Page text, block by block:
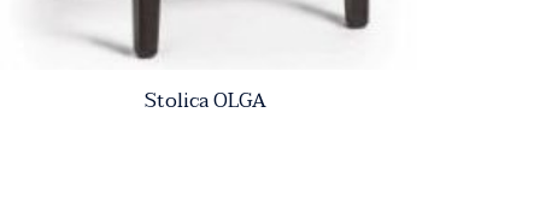
Stolica OLGA